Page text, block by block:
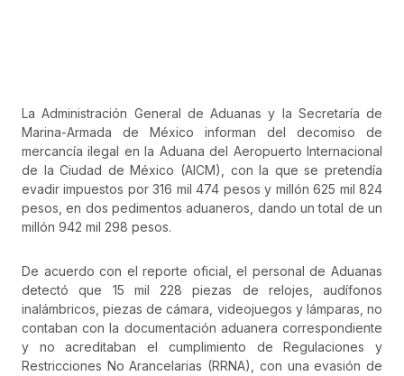
La Administración General de Aduanas y la Secretaría de
Marina-Armada de México informan del decomiso de
mercancía ilegal en la Aduana del Aeropuerto Internacional
de la Ciudad de México (AICM), con la que se pretendía
evadir impuestos por 316 mil 474 pesos y millón 625 mil 824
pesos, en dos pedimentos aduaneros, dando un total de un
millón 942 mil 298 pesos.
De acuerdo con el reporte oficial, el personal de Aduanas
detectó que 15 mil 228 piezas de relojes, audífonos
inalámbricos, piezas de cámara, videojuegos y lámparas, no
contaban con la documentación aduanera correspondiente
y no acreditaban el cumplimiento de Regulaciones y
Restricciones No Arancelarias (RRNA), con una evasión de